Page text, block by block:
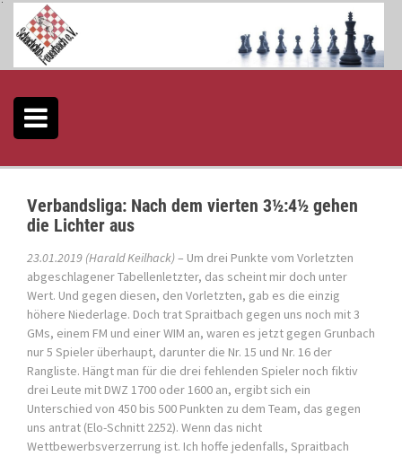
S
Verbandsliga: Nach dem vierten 3½:4½ gehen
die Lichter aus
23.01.2019 (Harald Keilhack)– Um drei Punkte vom Vorletzten
abgeschlagener Tabellenletzter, das scheint mir doch unter
Wert. Und gegen diesen, den Vorletzten, gab es die einzig
höhere Niederlage. Doch trat Spraitbach gegen uns noch mit 3
GMs, einem FM und einer WIM an, waren es jetzt gegen Grunbach
nur 5 Spieler überhaupt, darunter die Nr. 15 und Nr. 16 der
Rangliste. Hängt man für die drei fehlenden Spieler noch fiktiv
drei Leute mit DWZ 1700 oder 1600 an, ergibt sich ein
Unterschied von 450 bis 500 Punkten zu dem Team, das gegen
uns antrat (Elo-Schnitt 2252). Wenn das nicht
Wettbewerbsverzerrung ist. Ich hoffe jedenfalls, Spraitbach